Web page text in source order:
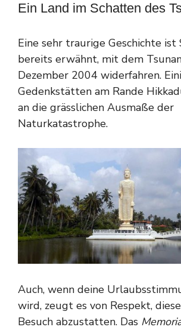
Ein Land im Schatten des
Eine sehr traurige Geschichte ist
bereits erwähnt, mit dem
Dezember 2004 widerfahren.
Gedenkstätten am Rande
an die grässlichen Ausmaße der
Naturkatastrophe.
Auch, wenn deine
wird, zeugt es von Respekt,
Besuch abzustatten. Das